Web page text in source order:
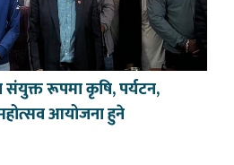
संयुक्त रूपमा कृषि, पर्यटन,
आयोजना हुने